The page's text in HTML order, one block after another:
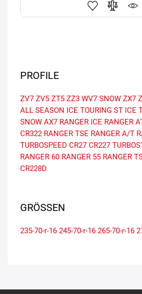
PROFILE
ZV7 ZV5 ZT5 ZZ3 WV7 SNOW ZX7
ALL SEASON ICE TOURING ST ICE
SNOW AX7 RANGER ICE RANGER
CR322 RANGER TSE RANGER A/T
TURBOSPEED CR27 CR227
RANGER 60 RANGER 55 RANGER
CR228D
GRÖSSEN
235-70-r-16 245-70-r-16 265-70-r-16